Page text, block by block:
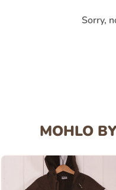
Sorry,
MOHLO